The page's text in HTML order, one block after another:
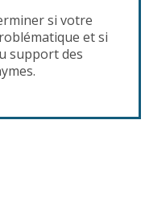
si votre
et si
support des